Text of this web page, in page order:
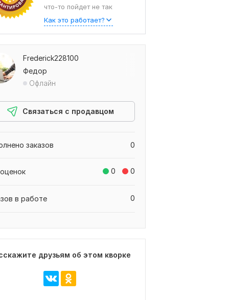
что-то пойдет не так
Как это работает?
Frederick228100
Федор
Офлайн
Связаться с продавцом
0
заказов
0 0
0
в работе
друзьям об этом кворке